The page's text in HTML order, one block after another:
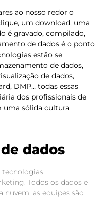
ao nosso redor o
um download, uma
é gravado, compilado,
de dados é o ponto
estão se
de dados,
de dados,
DMP… todas essas
dos profissionais de
sólida cultura
dados
tecnologias
Todos os dados e
nuvem, as equipes são